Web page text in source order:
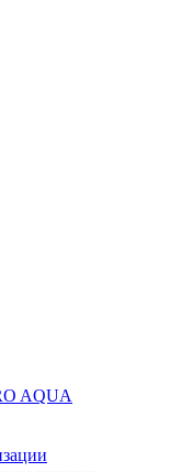
AQUA